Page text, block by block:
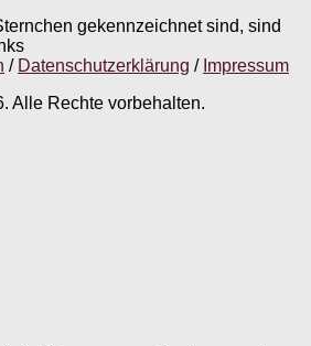
gekennzeichnet sind, sind
/ Datenschutzerklärung / Impressum
Alle Rechte vorbehalten.